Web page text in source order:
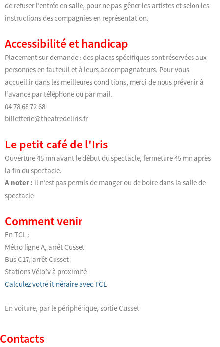
de refuser l’entrée en salle, pour ne pas gêner les artistes et selon les
instructions des compagnies en représentation.
Accessibilité et handicap
Placement sur demande : des places spécifiques sont réservées aux
personnes en fauteuil et à leurs accompagnateurs. Pour vous
accueillir dans les meilleures conditions, merci de nous prévenir à
l’avance par téléphone ou par mail.
04 78 68 72 68
billetterie@theatredeliris.fr
Le petit café de l'Iris
Ouverture 45 mn avant le début du spectacle, fermeture 45 mn après
la fin du spectacle.
A noter : il n’est pas permis de manger ou de boire dans la salle de
spectacle
Comment venir
En TCL :
Métro ligne A, arrêt Cusset
Bus C17, arrêt Cusset
Stations Vélo’v à proximité
Calculez votre itinéraire avec TCL
En voiture, par le périphérique, sortie Cusset
Contacts